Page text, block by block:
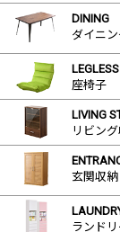
DINING
ダイニ
座椅子
LIVING
リビン
玄関収納
ランド